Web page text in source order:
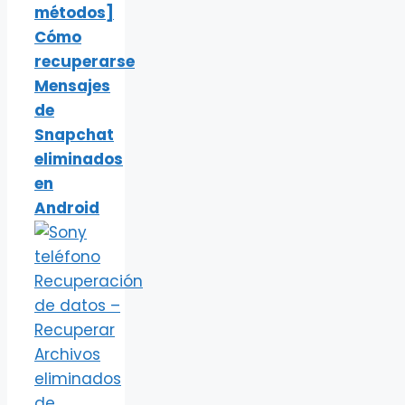
métodos]
Cómo
recuperarse
Mensajes
de
Snapchat
eliminados
en
Android